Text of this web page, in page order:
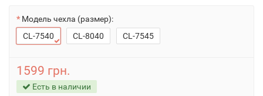
Модель чехла (размер):
CL-7540
CL-8040 CL-7545
1599 грн.
Есть в наличии